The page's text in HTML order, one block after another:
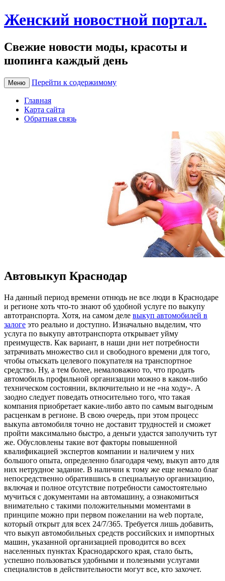
Женский новостной портал.
Свежие новости моды, красоты и
шопинга каждый день
Меню Перейти к содержимому
Главная
Карта сайта
Обратная связь
Автовыкуп Краснодар
Нa дaнный период времени отнюдь не все люди в Краснодаре
и регионе хоть что-то знают об удобной услуге по выкупу
автотранспорта. Хотя, на самом деле выкуп автомобилей в
залоге это реально и доступно. Изначально выделим, что
услуга по выкупу автотранспорта открывает уйму
преимуществ. Как вариант, в наши дни нет потребности
затрачивать множество сил и свободного времени для того,
чтобы отыскать целевого покупателя на транспортное
средство. Ну, а тем более, немаловажно то, что продать
автомобиль профильной организации можно в каком-либо
техническом состоянии, включительно и не «на ходу». А
заодно следует поведать относительно того, что такая
компания приобретает какие-либо авто по самым выгодным
расценкам в регионе. В свою очередь, при этом процесс
выкупа автомобиля точно не доставит трудностей и сможет
пройти максимально быстро, а деньги удастся заполучить тут
же. Обусловлены такие вот факторы повышенной
квалификацией экспертов компании и наличием у них
большого опыта, определенно благодаря чему, выкуп авто для
них нетрудное задание. В наличии к тому же еще немало благ
непосредственно обратившись в специальную организацию,
включая и полное отсутствие потребности самостоятельно
мучиться с документами на автомашину, а ознакомиться
внимательно с такими положительными моментами в
принципе можно при первом пожелании на web портале,
который открыт для всех 24/7/365. Требуется лишь добавить,
что выкуп автомобильных средств российских и импортных
машин, указанной организацией проводится во всех
населенных пунктах Краснодарского края, стало быть,
успешно пользоваться удобными и полезными услугами
специалистов в действительности могут все, кто захочет.